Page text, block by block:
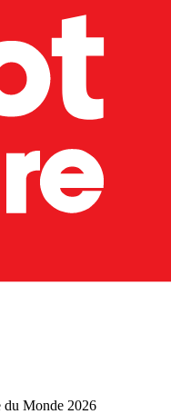
Monde 2026